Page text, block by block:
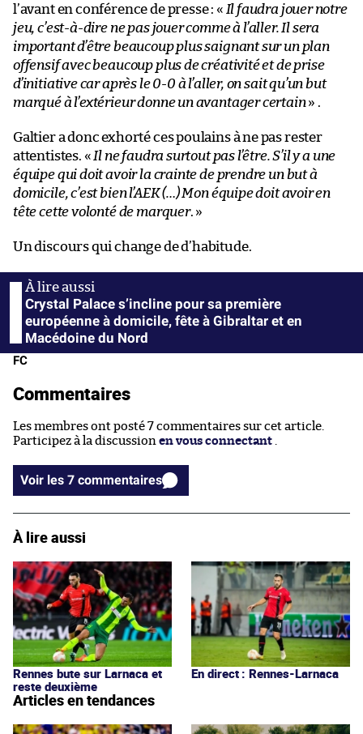
l’avant en conférence de presse : « Il faudra jouer notre
jeu, c’est-à-dire ne pas jouer comme à l’aller. Il sera
important d’être beaucoup plus saignant sur un plan
offensif avec beaucoup plus de créativité et de prise
d’initiative car après le 0-0 à l’aller, on sait qu’un but
marqué à l’extérieur donne un avantager certain» .
Galtier a donc exhorté ces poulains à ne pas rester
attentistes. « Il ne faudra surtout pas l’être. S’il y a une
équipe qui doit avoir la crainte de prendre un but à
domicile, c’est bien l’AEK (…) Mon équipe doit avoir en
tête cette volonté de marquer. »
Un discours qui change de d’habitude.
Crystal Palace s’incline pour sa première
européenne à domicile, fête à Gibraltar et en
Macédoine du Nord
FC
Commentaires
Les membres ont posté 7 commentaires sur cet article.
Participez à la discussion en vous connectant
Voir les 7 commentaires
À lire aussi
Rennes bute sur Larnaca et
reste deuxième
En direct : Rennes-Larnaca
Articles en tendances